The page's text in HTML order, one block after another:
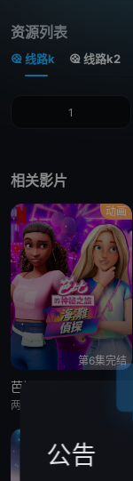
资源列表
线路k 线路k2
1
相关影片
动画
第6集完结
公告